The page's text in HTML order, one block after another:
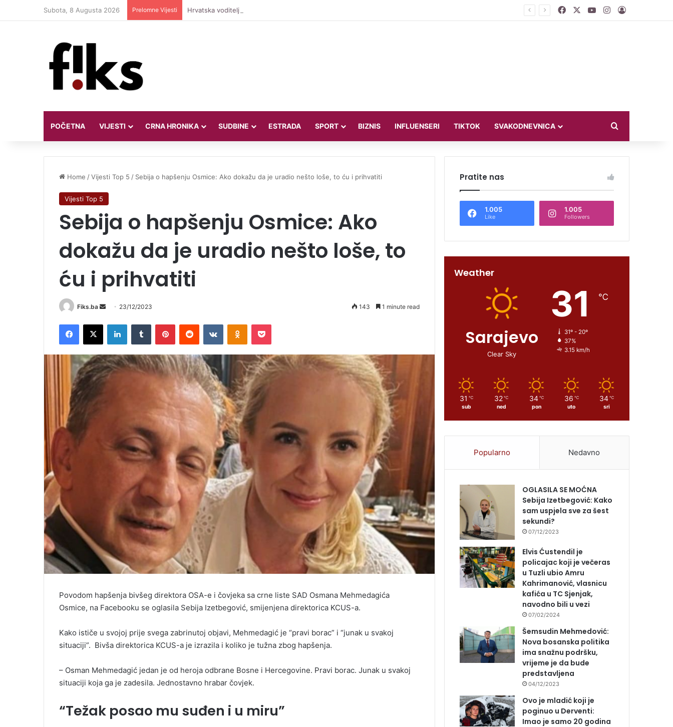
Subota, 8 Augusta 2026 Prelomne Vijesti Hrvatska voditeljica Valentina Miletić koju porede s Dilettom Leotom oduševila pozirajući u bikiniju FacebookYouTubeInstagram
Log In
POČETNA VIJESTI CRNA HRONIKA SUDBINE ESTRADA SPORT BIZNIS INFLUENSERI TIKTOK SVAKODNEVNICA
Home /Vijesti Top 5 / Sebija o hapšenju Osmice: Ako dokažu da je uradio nešto loše, to ću i prihvatiti
Vijesti Top 5
Sebija o hapšenju Osmice: Ako
dokažu da je uradio nešto loše, to
ću i prihvatiti
Fiks.ba
Send
email
23/12/2023 143 1 minute read
Facebook
X LinkedInTumblr PinterestReddit VKontakteOdnoklassniki
Pocket
Povodom hapšenja bivšeg direktora OSA-e i čovjeka sa crne liste SAD Osmana Mehmedagića
Osmice, na Facebooku se oglasila Sebija Izetbegović, smijenjena direktorica KCUS-a.
Kako ističe u svojoj prije svega zabrinutoj objavi, Mehmedagić je “pravi borac” i “junak u svakoj
situaciji”. Bivša direktorica KCUS-a je izrazila i koliko je tužna zbog hapšenja.
– Osman Mehmedagić jedan je od heroja odbrane Bosne i Hercegovine. Pravi borac. Junak u svakoj
situaciji koja ga je zadesila. Jednostavno hrabar čovjek.
“Težak posao mu suđen i u miru”
Pratite nas
1.005
Like
1.005
Followers
Weather
Sarajevo
Clear Sky
31 ℃
31º - 20º
37%
3.15 km/h
31 ℃
sub
32 ℃
ned
34 ℃
pon
36 ℃
uto
34 ℃
sri
Popularno Nedavno
OGLASILA SE MOĆNA
Sebija Izetbegović: Kako
sam uspjela sve za šest
sekundi?
07/12/2023
Elvis Ćustendil je
policajac koji je večeras
u Tuzli ubio Amru
Kahrimanović, vlasnicu
kafića u TC Sjenjak,
navodno bili u vezi
07/02/2024
Šemsudin Mehmedović:
Nova bosanska politika
ima snažnu podršku,
vrijeme je da bude
predstavljena
04/12/2023
Ovo je mladić koji je
poginuo u Derventi:
Imao je samo 20 godina